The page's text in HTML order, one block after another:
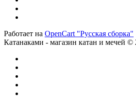
Работает на OpenCart "Русская сборка"
Катанаками - магазин катан и мечей ©